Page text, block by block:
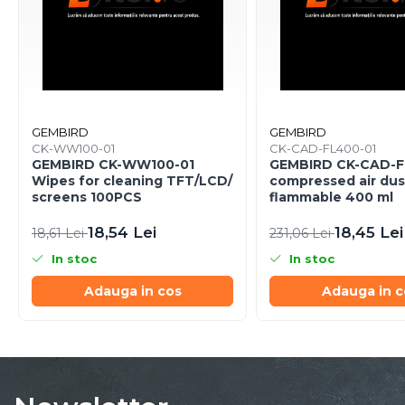
Caști & Microfoane
Ecrane Digital Signage
Ecrane Touchscreen Digital
Signage
Proiectoare
Proiectoare Business
Componente
Plăci de baza
Plăci Video Gaming & Consumer
GEMBIRD
CK-WW100-01
GEMBIRD CK-WW100-01
Wipes for cleaning TFT/LCD/
screens 100PCS
18,61 Lei18,54 Lei
In stoc
Adauga in cos
GEMBIRD
CK-CAD-FL400-01
GEMBIRD CK-CAD-
compressed air
flammable 400 ml
231,06 Lei18,45 Lei
In stoc
Adauga in